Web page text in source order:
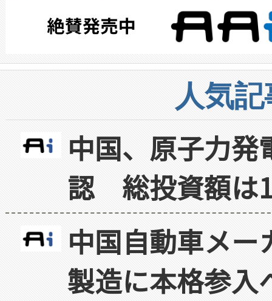
人気
中国、原子力
認 総投資額は
中国自動車メ
製造に本格参入